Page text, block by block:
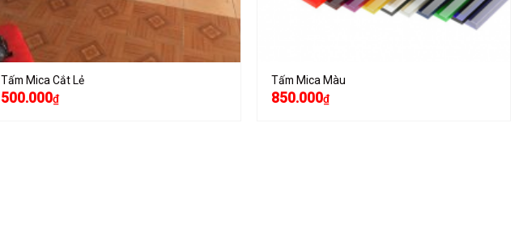
Tấm Mica Cắt Lẻ
500.000₫
Tấm Mica Màu
850.000₫